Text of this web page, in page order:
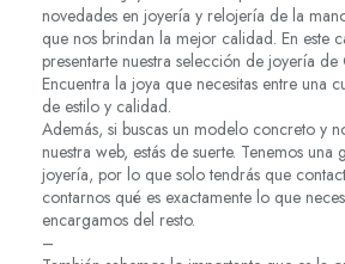
novedades en joyería y relojería de la
que nos brindan la mejor calidad. En este
presentarte nuestra selección de joyería
Encuentra la joya que necesitas entre una
de estilo y calidad.
Además, si buscas un modelo concreto y
nuestra web, estás de suerte. Tenemos
joyería, por lo que solo tendrás que
contarnos qué es exactamente lo que
encargamos del resto.
–